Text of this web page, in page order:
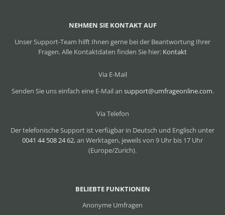
BELIEBTE FUNKTIONEN
Anonyme Umfragen
NEHMEN SIE KONTAKT AUF
Unser Support-Team hilft Ihnen gerne bei der Beantwortung Ihrer
Fragen. Alle Kontaktdaten finden Sie hier: Kontakt
Via E-Mail
Senden Sie uns einfach eine E-Mail an support@umfrageonline.com.
Via Telefon
Der telefonische Support ist verfügbar in Deutsch und Englisch unter
0041 44 508 24 62, an Werktagen, jeweils von 9 Uhr bis 17 Uhr
(Europe/Zurich).